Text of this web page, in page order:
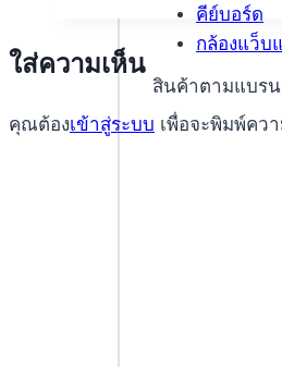
คีย์บอร์ด
กล้องแว็บ
สินค้าตามแบร
videopokeri
online-
elektroninen
ใส่ความเห็น
คุณต้องเข้าสู่ระบบ เพื่อจะพิมพ์คว